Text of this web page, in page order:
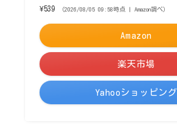
¥539
（2026/08/05 09:58時点 | Amazon調べ）
Amazon
楽天市場
Yahooショッピング